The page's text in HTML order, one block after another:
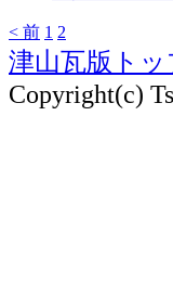
< 前 1 2
津山瓦版トッ
Copyright(c)